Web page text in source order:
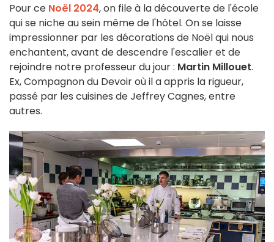
Pour ce Noël 2024, on file à la découverte de l'école
qui se niche au sein même de l'hôtel. On se laisse
impressionner par les décorations de Noël qui nous
enchantent, avant de descendre l'escalier et de
rejoindre notre professeur du jour : Martin Millouet.
Ex, Compagnon du Devoir où il a appris la rigueur,
passé par les cuisines de Jeffrey Cagnes, entre
autres.